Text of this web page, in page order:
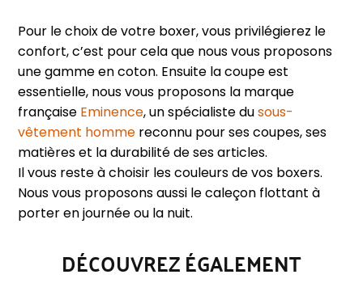
Pour le choix de votre boxer, vous privilégierez le
confort, c’est pour cela que nous vous proposons
une gamme en coton. Ensuite la coupe est
essentielle, nous vous proposons la marque
française Eminence, un spécialiste dusous-
vêtement homme reconnu pour ses coupes, ses
matières et la durabilité de ses articles.
Il vous reste à choisir les couleurs de vos boxers.
Nous vous proposons aussi le caleçon flottant à
porter en journée ou la nuit.
DÉCOUVREZ ÉGALEMENT